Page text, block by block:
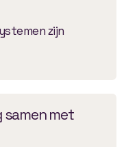
zijn
samen met